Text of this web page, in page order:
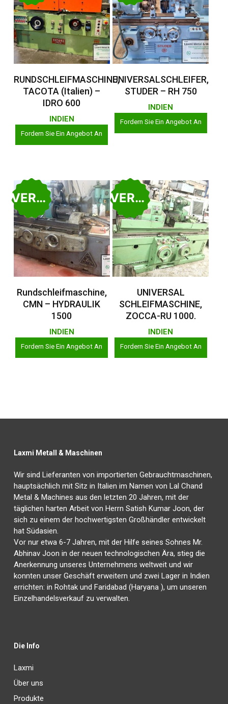
Weiterlesen
RUNDSCHLEIFMASCHINE,
TACOTA (Italien) –
IDRO 600
INDIEN
Fordern Sie Ein Angebot An
Weiterlesen
UNIVERSALSCHLEIFER,
STUDER – RH 750
INDIEN
Fordern Sie Ein Angebot An
VERKAUFT
Weiterlesen
Rundschleifmaschine,
CMN – HYDRAULIK
1500
INDIEN
Fordern Sie Ein Angebot An
VERKAUFT
Weiterlesen
UNIVERSAL
SCHLEIFMASCHINE,
ZOCCA-RU 1000.
INDIEN
Fordern Sie Ein Angebot An
Laxmi Metall & Maschinen
Wir sind Lieferanten von importierten Gebrauchtmaschinen,
hauptsächlich mit Sitz in Italien im Namen von Lal Chand
Metal & Machines aus den letzten 20 Jahren, mit der
täglichen harten Arbeit von Herrn Satish Kumar Joon, der
sich zu einem der hochwertigsten Großhändler entwickelt
hat Südasien.
Vor nur etwa 6-7 Jahren, mit der Hilfe seines Sohnes Mr.
Abhinav Joon in der neuen technologischen Ära, stieg die
Anerkennung unseres Unternehmens weltweit und wir
konnten unser Geschäft erweitern und zwei Lager in Indien
errichten: in Rohtak und Faridabad (Haryana ), um unseren
Einzelhandelsverkauf zu verwalten.
Die Info
Laxmi
Über uns
Produkte